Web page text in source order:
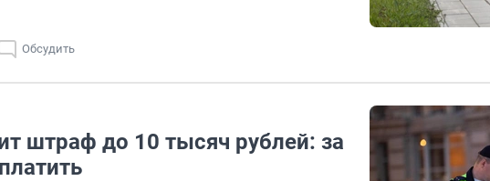
Обсудить
штраф до 10 тысяч рублей: за